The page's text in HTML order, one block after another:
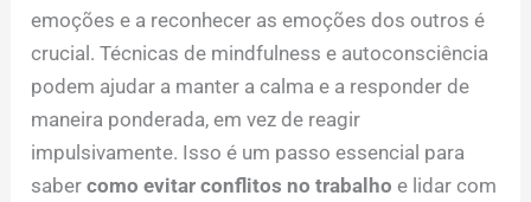
emoções e a reconhecer as emoções dos outros é
crucial. Técnicas de mindfulness e autoconsciência
podem ajudar a manter a calma e a responder de
maneira ponderada, em vez de reagir
impulsivamente. Isso é um passo essencial para
sabercomo evitar conflitos no trabalho e lidar com